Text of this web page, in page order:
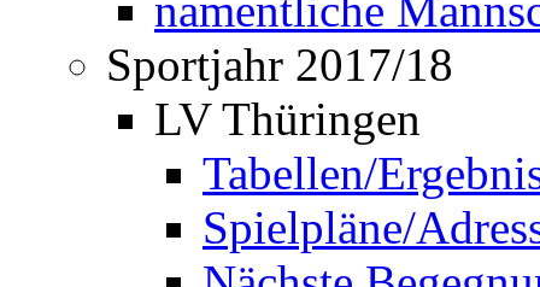
Sportjahr 2017/18
LV Thüringen
Tabellen/
Spielpläne/